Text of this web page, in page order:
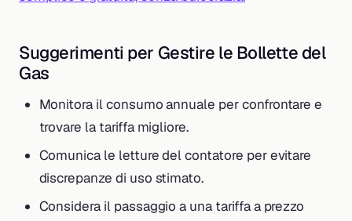
Suggerimenti per Gestire le Bollette del
Gas
Monitora il consumo annuale per confrontare e
trovare la tariffa migliore.
Comunica le letture del contatore per evitare
discrepanze di uso stimato.
Considera il passaggio a una tariffa a prezzo